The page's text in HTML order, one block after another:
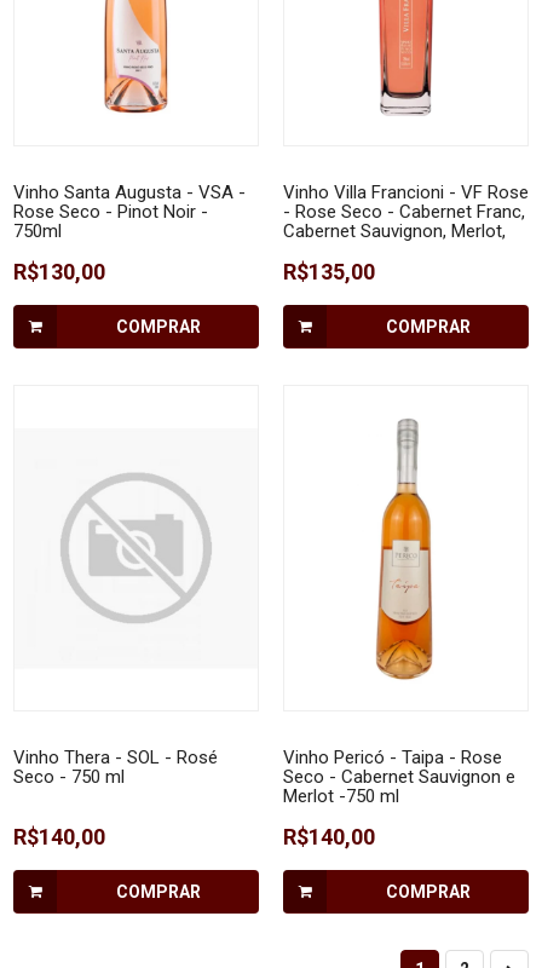
Vinho Santa Augusta - VSA -
Rose Seco - Pinot Noir -
750ml
R$130,00
COMPRAR
Vinho Villa Francioni - VF Rose
- Rose Seco - Cabernet Franc,
Cabernet Sauvignon, Merlot,
Petit Verdot e Pinot Noir - 750
ml
R$135,00
COMPRAR
Vinho Thera - SOL - Rosé
Seco - 750 ml
R$140,00
COMPRAR
Vinho Pericó - Taipa - Rose
Seco - Cabernet Sauvignon e
Merlot -750 ml
R$140,00
COMPRAR